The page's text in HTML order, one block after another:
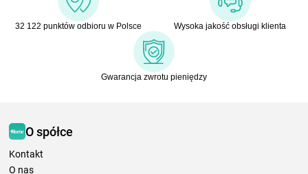
32 122 punktów odbioru w Polsce Wysoka jakość obsługi klienta
Gwarancja zwrotu pieniędzy
O spółce
Kontakt
O nas